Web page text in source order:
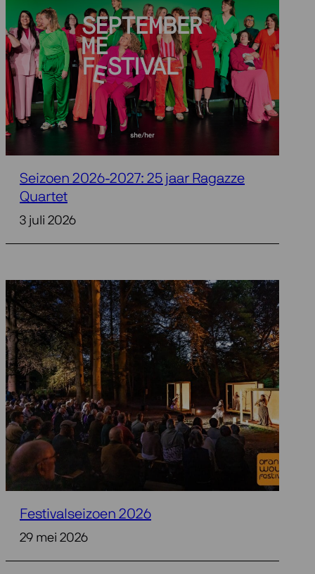
Seizoen 2026-2027: 25 jaar Ragazze
Quartet
3 juli 2026
Festivalseizoen 2026
29 mei 2026